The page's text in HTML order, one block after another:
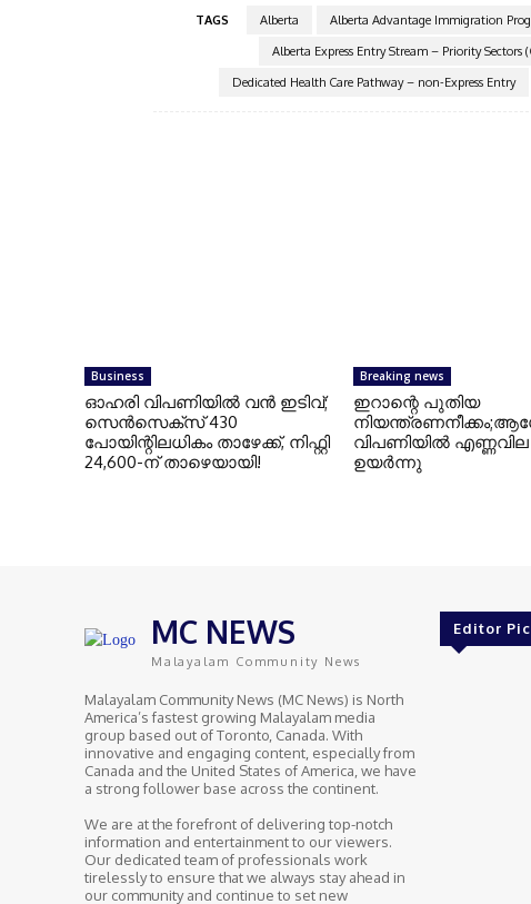
TAGS Alberta Alberta Advantage Immigration
Alberta Express Entry Stream – Priority Sectors
Dedicated Health Care Pathway – non-Express Entry
Business
ഓഹരി വിപണിയില്‍ വന്‍ ഇടിവ്;
സെന്‍സെക്‌സ് 430
പോയിന്റിലധികം താഴേക്ക്, നിഫ്റ്റി
24,600-ന് താഴെയായി!
Breaking news
ഇറാന്റെ പുതിയ
വിപണിയിൽ എണ്ണവില
ഉയർന്നു
MC NEWS
Malayalam Community News
Malayalam Community News (MC News) is North
America’s fastest growing Malayalam media
group based out of Toronto, Canada. With
innovative and engaging content, especially from
Canada and the United States of America, we have
a strong follower base across the continent.
We are at the forefront of delivering top-notch
information and entertainment to our viewers.
Our dedicated team of professionals work
tirelessly to ensure that we always stay ahead in
our community and continue to set new
Editor